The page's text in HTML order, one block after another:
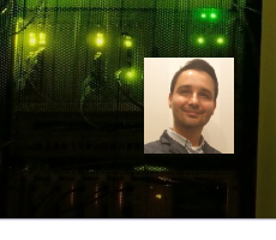
Skip
to
content